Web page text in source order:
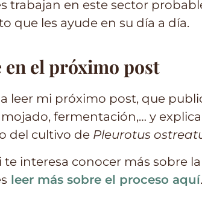
trabajan en este sector
que les ayude en su día a día.
en el próximo post
leer mi próximo post, que
fermentación,… y
del cultivo de Pleurotus
te interesa conocer más sobre
leer más sobre el proceso aquí.